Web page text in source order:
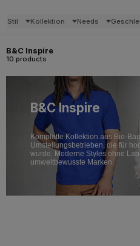
Stil Kollektion Needs
B&C Inspire
10 products
B&C Inspire
Komplette Kollektion aus Bio-
Umstellungsbetrieben, die für
wurde. Moderne Styles ohne
umweltbewusste Marken.